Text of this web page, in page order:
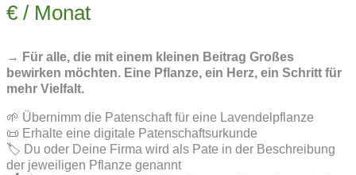
€ / Monat
→ Für alle, die mit einem kleinen Beitrag Großes
bewirken möchten. Eine Pflanze, ein Herz, ein Schritt für
mehr Vielfalt.
🌱 Übernimm die Patenschaft für eine Lavendelpflanze
📜 Erhalte eine digitale Patenschaftsurkunde
🏷️ Du oder Deine Firma wird als Pate in der Beschreibung
der jeweiligen Pflanze genannt